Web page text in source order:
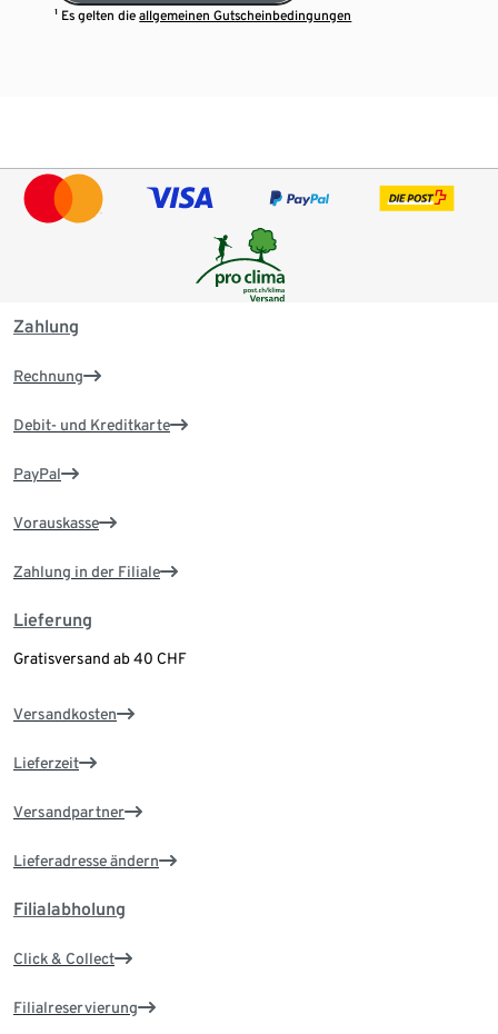
¹ Es gelten dieallgemeinen Gutscheinbedingungen
Zahlung
Rechnung
Debit- und Kreditkarte
PayPal
Vorauskasse
Zahlung in der Filiale
Lieferung
Gratisversand ab 40 CHF
Versandkosten
Lieferzeit
Versandpartner
Lieferadresse ändern
Filialabholung
Click & Collect
Filialreservierung